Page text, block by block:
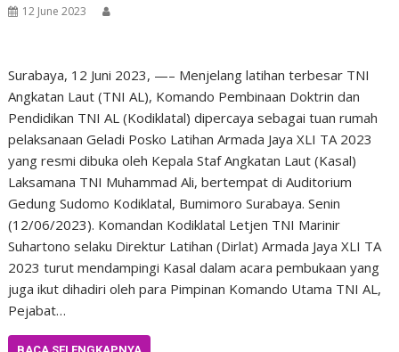
12 June 2023
Surabaya, 12 Juni 2023, —– Menjelang latihan terbesar TNI
Angkatan Laut (TNI AL), Komando Pembinaan Doktrin dan
Pendidikan TNI AL (Kodiklatal) dipercaya sebagai tuan rumah
pelaksanaan Geladi Posko Latihan Armada Jaya XLI TA 2023
yang resmi dibuka oleh Kepala Staf Angkatan Laut (Kasal)
Laksamana TNI Muhammad Ali, bertempat di Auditorium
Gedung Sudomo Kodiklatal, Bumimoro Surabaya. Senin
(12/06/2023). Komandan Kodiklatal Letjen TNI Marinir
Suhartono selaku Direktur Latihan (Dirlat) Armada Jaya XLI TA
2023 turut mendampingi Kasal dalam acara pembukaan yang
juga ikut dihadiri oleh para Pimpinan Komando Utama TNI AL,
Pejabat…
BACA SELENGKAPNYA